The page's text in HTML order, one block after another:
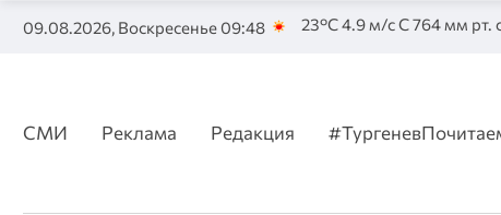
09.08.2026, Воскресенье 09:48 23°C 4.9 м/с С 764 мм рт.
СМИ Реклама Редакция